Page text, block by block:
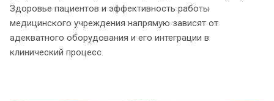
Здоровье пациентов и эффективность работы
медицинского учреждения напрямую зависят от
адекватного оборудования и его интеграции в
клинический процесс.